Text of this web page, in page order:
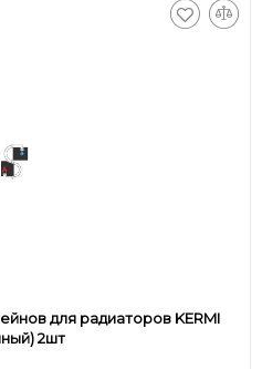
для радиаторов KERMI
2шт